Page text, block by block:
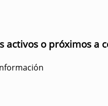
activos o próximos a